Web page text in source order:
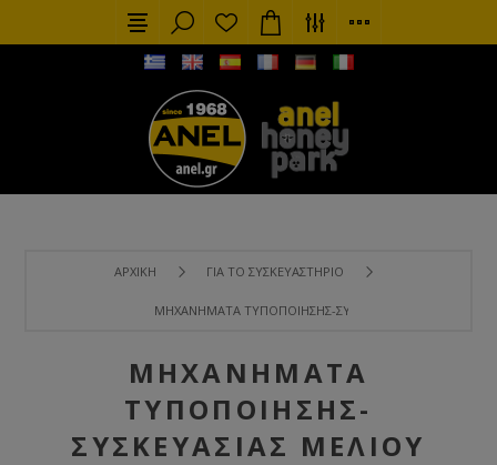
ΑΡΧΙΚΉ ΓΙΑ ΤΟ ΣΥΣΚΕΥΑΣΤΉΡΙΟ
ΜΗΧΑΝΉΜΑΤΑ ΤΥΠΟΠΟΊΗΣΗΣ-ΣΥΣΚΕΥΑΣΊΑΣ ΜΕΛΙΟΎ
ΜΗΧΑΝΉΜΑΤΑ
ΤΥΠΟΠΟΊΗΣΗΣ-
ΣΥΣΚΕΥΑΣΊΑΣ ΜΕΛΙΟΎ